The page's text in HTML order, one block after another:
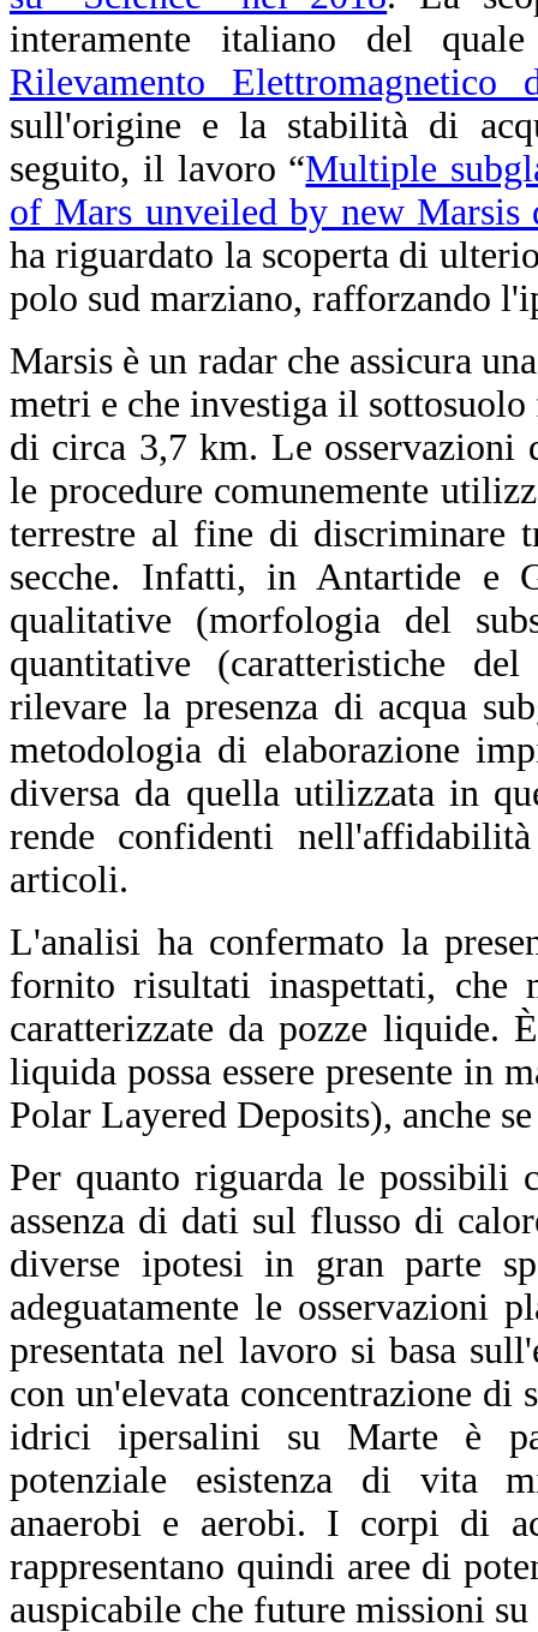
interamente italiano del
Rilevamento Elettromagnetico
sull'origine e la stabilità di
seguito, il lavoro “Multiple
of Mars unveiled by new Marsis
ha riguardato la scoperta di
polo sud marziano, rafforzando
Marsis è un radar che assicura
metri e che investiga il
di circa 3,7 km. Le osservazioni
le procedure comunemente
terrestre al fine di discriminare
secche. Infatti, in Antartide e
qualitative (morfologia del
quantitative (caratteristiche
rilevare la presenza di acqua
metodologia di elaborazione
diversa da quella utilizzata in
rende confidenti
articoli.
L'analisi ha confermato la
fornito risultati inaspettati, che
caratterizzate da pozze liquide.
liquida possa essere presente in
Polar Layered Deposits), anche
Per quanto riguarda le possibili
assenza di dati sul flusso di
diverse ipotesi in gran parte
adeguatamente le osservazioni
presentata nel lavoro si basa
con un'elevata concentrazione
idrici ipersalini su Marte è
potenziale esistenza di vita
anaerobi e aerobi. I corpi di
rappresentano quindi aree di
auspicabile che future missioni